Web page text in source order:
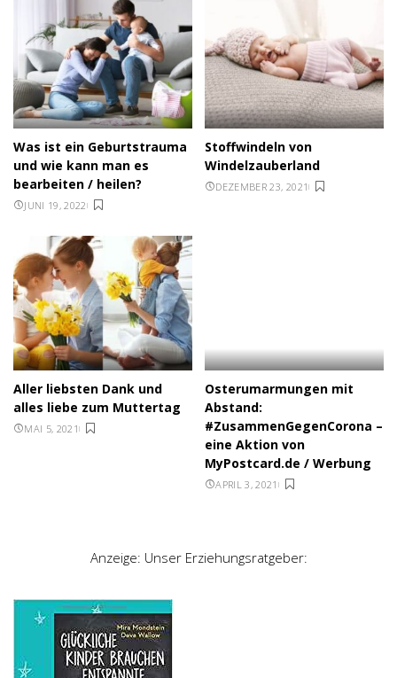
Was ist ein Geburtstrauma
und wie kann man es
bearbeiten / heilen?
JUNI 19, 2022
Stoffwindeln von
Windelzauberland
DEZEMBER 23, 2021
Aller liebsten Dank und
alles liebe zum Muttertag
MAI 5, 2021
Osterumarmungen mit
Abstand:
#ZusammenGegenCorona –
eine Aktion von
MyPostcard.de / Werbung
APRIL 3, 2021
Anzeige: Unser Erziehungsratgeber: